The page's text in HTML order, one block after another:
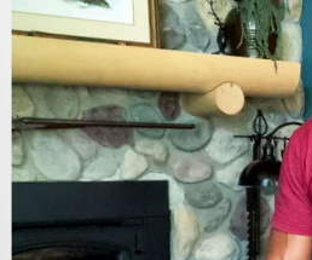
Wat is Grootheid?